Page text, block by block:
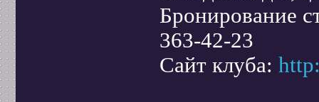
Бронирование
363-42-23
Сайт клуба: